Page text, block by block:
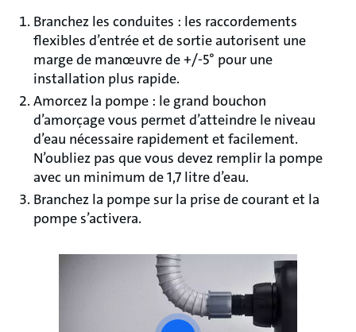
Branchez les conduites : les raccordements
flexibles d’entrée et de sortie autorisent une
marge de manœuvre de +/-5° pour une
installation plus rapide.
Amorcez la pompe : le grand bouchon
d’amorçage vous permet d’atteindre le niveau
d’eau nécessaire rapidement et facilement.
N’oubliez pas que vous devez remplir la pompe
avec un minimum de 1,7 litre d’eau.
Branchez la pompe sur la prise de courant et la
pompe s’activera.